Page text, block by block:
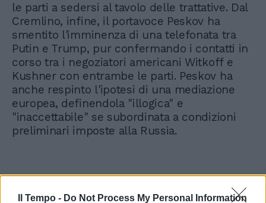
Il Tempo - Do Not Process My Personal Information
le parti a sedersi al tavolo delle trattative. Dal
Cremlino, infine, il portavoce Peskov ha
smentito l'imminenza di una telefonata tra
Putin e Trump, pur confermando i contatti in
corso tra i negoziatori americani Witkoff e
Kushner con entrambe le parti. Peskov ha
anche respinto l'ipotesi di una mediazione
europea, definendola "illogica" e
"inaccettabile" se subordinata a condizioni
preliminari imposte alla Russia.